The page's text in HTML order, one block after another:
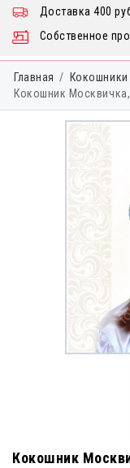
Собственное
Доставка 400
Главная
Кокошники
Кокошник
Кокошник